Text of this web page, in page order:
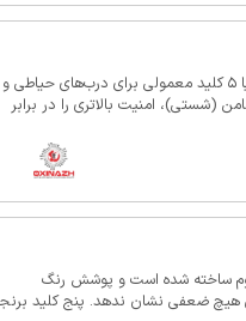
قفل برقی کله گاوی بدون ضامن اکسیناژ به همراه 2 کلید یا 5 کلید معمولی برای درب‌های حیاطی و
(شستی)، امنیت بالاتری را در برابر
درب‌های فلزی و چوبی قابل‌نصب است.
کنترل، کارتخوان، تشخیص چهره و
ساخته شده است و پوشش رنگ
هیچ ضعفی نشان ندهد. پنج کلید